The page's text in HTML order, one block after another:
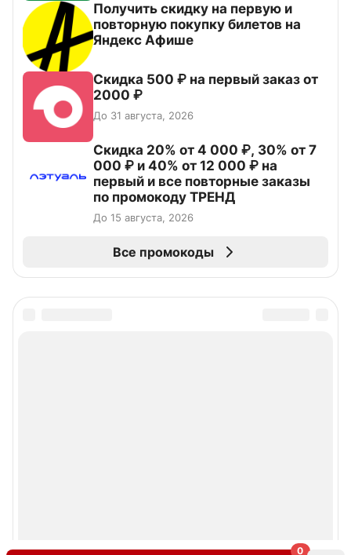
0
Получить скидку на первую и
повторную покупку билетов на
Яндекс Афише
Скидка 500 ₽ на первый заказ от
2000 ₽
До 31 августа, 2026
Скидка 20% от 4 000 ₽, 30% от 7
000 ₽ и 40% от 12 000 ₽ на
первый и все повторные заказы
по промокоду ТРЕНД
До 15 августа, 2026
Все промокоды